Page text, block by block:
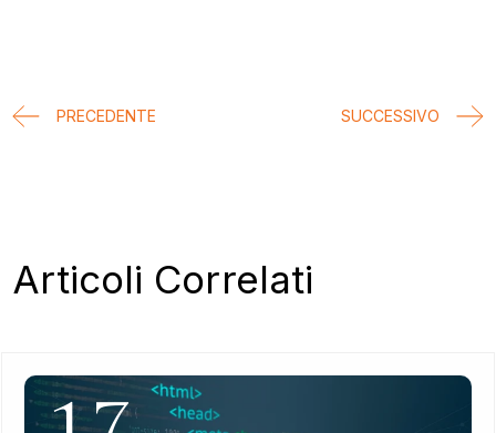
PRECEDENTE SUCCESSIVO
Articoli Correlati